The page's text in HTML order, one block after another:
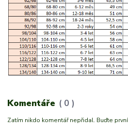
Komentáře 0
Zatím nikdo komentář nepřidal. Buďte